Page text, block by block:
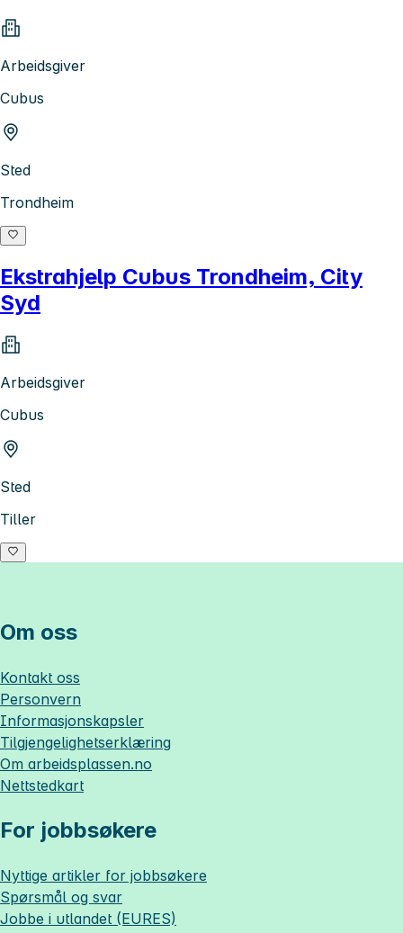
Arbeidsgiver
Cubus
Sted
Trondheim
Ekstrahjelp Cubus Trondheim, City
Syd
Arbeidsgiver
Cubus
Sted
Tiller
Om oss
Kontakt oss
Personvern
Informasjonskapsler
Tilgjengelighetserklæring
Om arbeidsplassen.no
Nettstedkart
For jobbsøkere
Nyttige artikler for jobbsøkere
Spørsmål og svar
Jobbe i utlandet (EURES)